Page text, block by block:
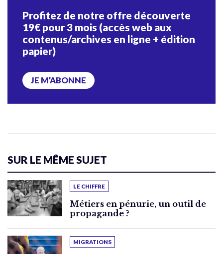
Profitez de notre offre découverte
19€ pour 3 mois (accès web aux
contenus/archives en ligne + édition
papier)
JE M’ABONNE
SUR LE MÊME SUJET
LE CHIFFRE
Métiers en pénurie, un outil de
propagande ?
MIGRATIONS